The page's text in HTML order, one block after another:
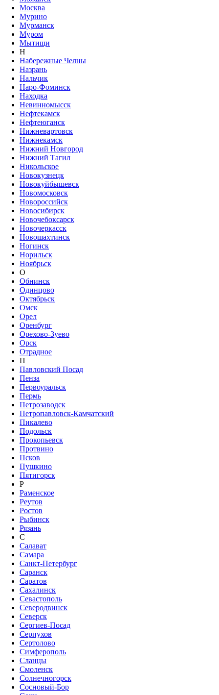
Москва
Мурино
Мурманск
Муром
Мытищи
Н
Набережные Челны
Назрань
Нальчик
Наро-Фоминск
Находка
Невинномысск
Нефтекамск
Нефтеюганск
Нижневартовск
Нижнекамск
Нижний Новгород
Нижний Тагил
Никольское
Новокузнецк
Новокуйбышевск
Новомосковск
Новороссийск
Новосибирск
Новочебоксарск
Новочеркасск
Новошахтинск
Ногинск
Норильск
Ноябрьск
О
Обнинск
Одинцово
Октябрьск
Омск
Орел
Оренбург
Орехово-Зуево
Орск
Отрадное
П
Павловский Посад
Пенза
Первоуральск
Пермь
Петрозаводск
Петропавловск-Камчатский
Пикалево
Подольск
Прокопьевск
Протвино
Псков
Пушкино
Пятигорск
Р
Раменское
Реутов
Ростов
Рыбинск
Рязань
С
Салават
Самара
Санкт-Петербург
Саранск
Саратов
Сахалинск
Севастополь
Северодвинск
Северск
Сергиев-Посад
Серпухов
Сертолово
Симферополь
Сланцы
Смоленск
Солнечногорск
Сосновый-Бор